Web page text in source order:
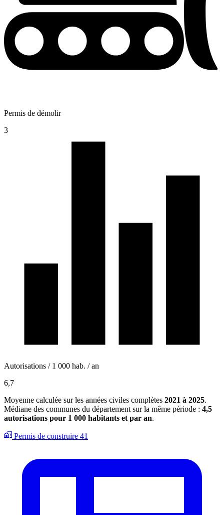
Permis de démolir
3
Autorisations / 1 000 hab. / an
6,7
Moyenne calculée sur les années civiles complètes 2021 à 2025.
Médiane des communes du département sur la même période : 4,5
autorisations pour 1 000 habitants et par an.
Permis de construire 41